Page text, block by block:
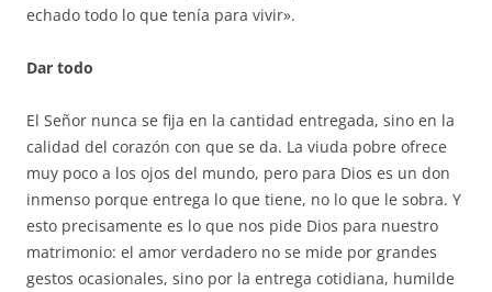
echado todo lo que tenía para vivir».
Dar todo
El Señor nunca se fija en la cantidad entregada, sino en la
calidad del corazón con que se da. La viuda pobre ofrece
muy poco a los ojos del mundo, pero para Dios es un don
inmenso porque entrega lo que tiene, no lo que le sobra. Y
esto precisamente es lo que nos pide Dios para nuestro
matrimonio: el amor verdadero no se mide por grandes
gestos ocasionales, sino por la entrega cotidiana, humilde